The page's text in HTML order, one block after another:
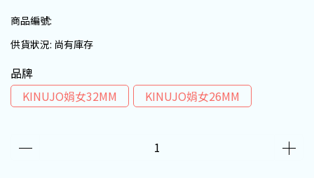
商品編號:
供貨狀況: 尚有庫存
品牌
KINUJO娟女32MM
KINUJO娟女26MM